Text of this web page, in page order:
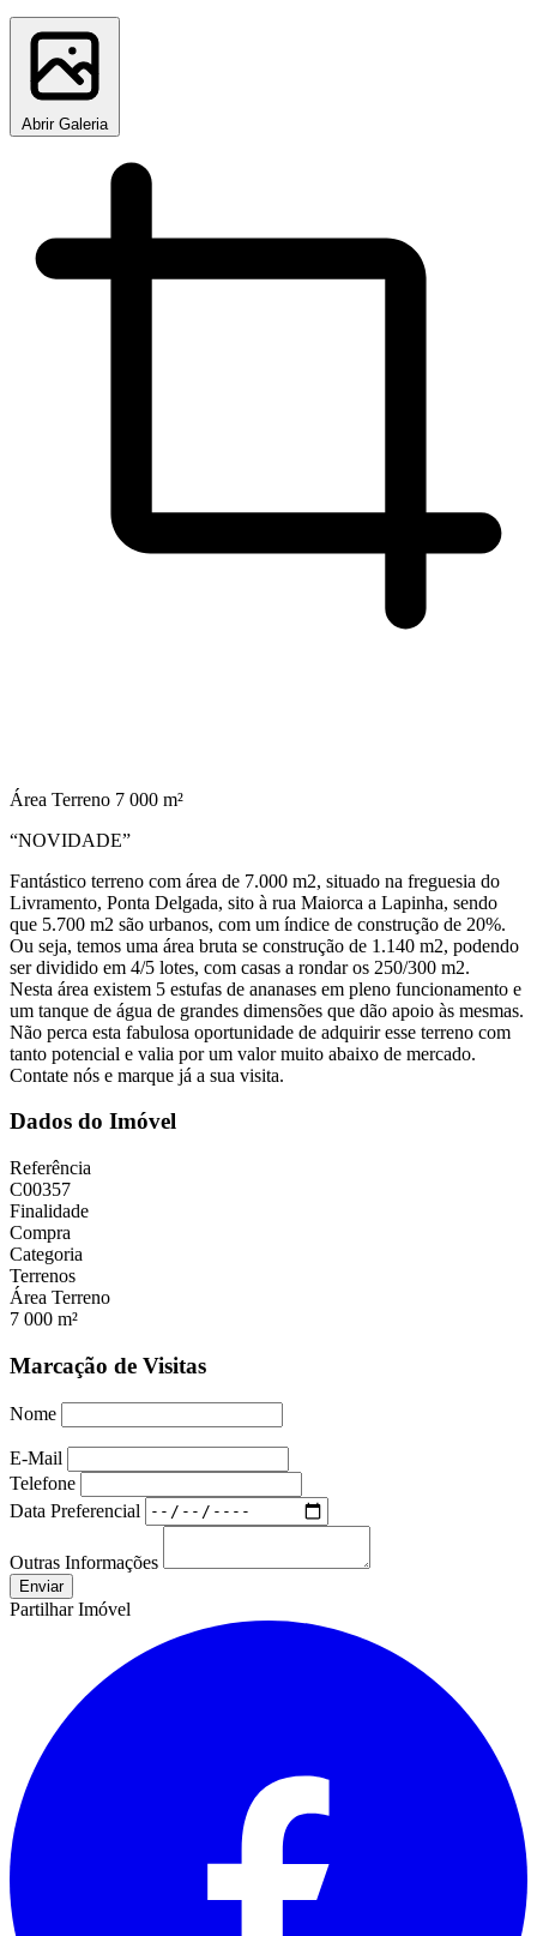
Abrir Galeria
Área Terreno 7 000 m²
“NOVIDADE”
Fantástico terreno com área de 7.000 m2, situado na freguesia do
Livramento, Ponta Delgada, sito à rua Maiorca a Lapinha, sendo
que 5.700 m2 são urbanos, com um índice de construção de 20%.
Ou seja, temos uma área bruta se construção de 1.140 m2, podendo
ser dividido em 4/5 lotes, com casas a rondar os 250/300 m2.
Nesta área existem 5 estufas de ananases em pleno funcionamento e
um tanque de água de grandes dimensões que dão apoio às mesmas.
Não perca esta fabulosa oportunidade de adquirir esse terreno com
tanto potencial e valia por um valor muito abaixo de mercado.
Contate nós e marque já a sua visita.
Dados do Imóvel
Referência
C00357
Finalidade
Compra
Categoria
Terrenos
Área Terreno
7 000 m²
Marcação de Visitas
Nome
E-Mail
Telefone
Data Preferencial
Outras Informações
Partilhar Imóvel